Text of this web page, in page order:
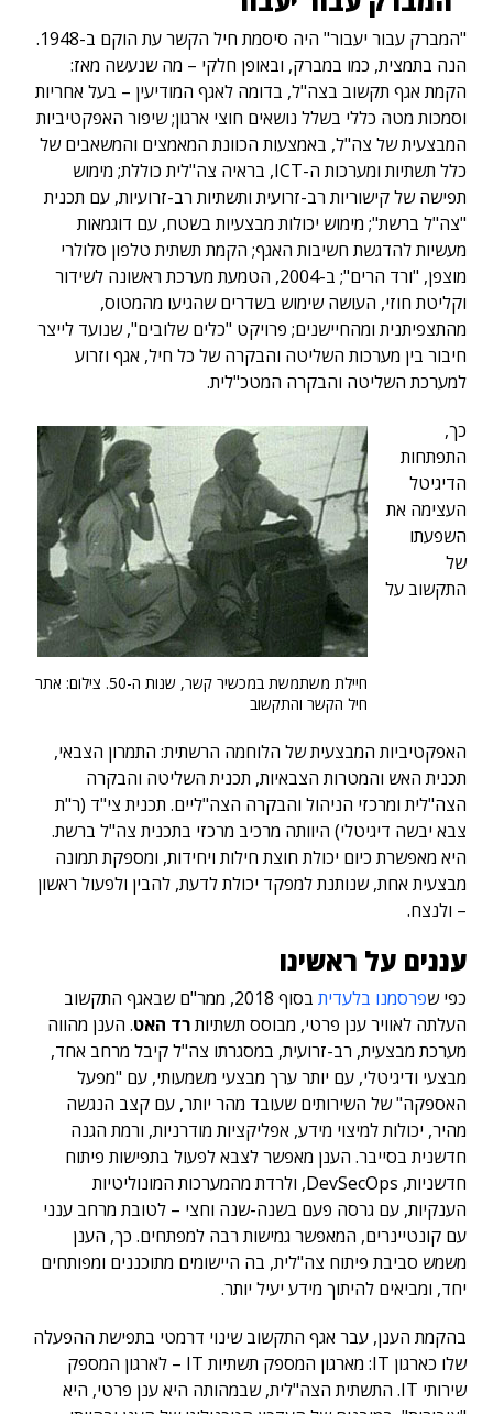
"המברק עבור יעבור" היה סיסמת חיל הקשר עת הוקם ב-1948.
הנה בתמצית, כמו במברק, ובאופן חלקי – מה שנעשה מאז:
הקמת אגף תקשוב בצה"ל, בדומה לאגף המודיעין – בעל אחריות
וסמכות מטה כללי בשלל נושאים חוצי ארגון; שיפור האפקטיביות
המבצעית של צה"ל, באמצעות הכוונת המאמצים והמשאבים של
כלל תשתיות ומערכות ה-ICT, בראיה צה"לית כוללת; מימוש
תפישה של קישוריות רב-זרועית ותשתיות רב-זרועיות, עם תכנית
"צה"ל ברשת"; מימוש יכולות מבצעיות בשטח, עם דוגמאות
מעשיות להדגשת חשיבות האגף; הקמת תשתית טלפון סלולרי
מוצפן, "ורד הרים"; ב-2004, הטמעת מערכת ראשונה לשידור
וקליטת חוזי, העושה שימוש בשדרים שהגיעו מהמטוס,
מהתצפיתנית ומהחיישנים; פרויקט "כלים שלובים", שנועד לייצר
חיבור בין מערכות השליטה והבקרה של כל חיל, אגף וזרוע
למערכת השליטה והבקרה המטכ"לית.
חיילת משתמשת במכשיר קשר, שנות ה-50. צילום: אתר
חיל הקשר והתקשוב
כך,
התפתחות
הדיגיטל
העצימה את
השפעתו
של
התקשוב על
האפקטיביות המבצעית של הלוחמה הרשתית: התמרון הצבאי,
תכנית האש והמטרות הצבאיות, תכנית השליטה והבקרה
הצה"לית ומרכזי הניהול והבקרה הצה"ליים. תכנית צי"ד (ר"ת
צבא יבשה דיגיטלי) היוותה מרכיב מרכזי בתכנית צה"ל ברשת.
היא מאפשרת כיום יכולת חוצת חילות ויחידות, ומספקת תמונה
מבצעית אחת, שנותנת למפקד יכולת לדעת, להבין ולפעול ראשון
– ולנצח.
עננים על ראשינו
כפי שפרסמנו בלעדית
בסוף 2018, ממר"ם שבאגף התקשוב
העלתה לאוויר ענן פרטי, מבוסס תשתיותרד האט. הענן מהווה
מערכת מבצעית, רב-זרועית, במסגרתו צה"ל קיבל מרחב אחד,
מבצעי ודיגיטלי, עם יותר ערך מבצעי משמעותי, עם "מפעל
האספקה" של השירותים שעובד מהר יותר, עם קצב הנגשה
מהיר, יכולות למיצוי מידע, אפליקציות מודרניות, ורמת הגנה
חדשנית בסייבר. הענן מאפשר לצבא לפעול בתפישות פיתוח
חדשניות, DevSecOps, ולרדת מהמערכות המונוליטיות
הענקיות, עם גרסה פעם בשנה-שנה וחצי – לטובת מרחב ענני
עם קונטיינרים, המאפשר גמישות רבה למפתחים. כך, הענן
משמש סביבת פיתוח צה"לית, בה היישומים מתוכננים ומפותחים
יחד, ומביאים להיתוך מידע יעיל יותר.
בהקמת הענן, עבר אגף התקשוב שינוי דרמטי בתפישת ההפעלה
שלו כארגון IT: מארגון המספק תשתיות IT – לארגון המספק
שירותי IT. התשתית הצה"לית, שבמהותה היא ענן פרטי, היא